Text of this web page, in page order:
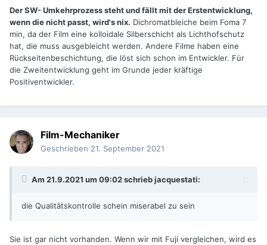
Der SW- Umkehrprozess steht und fällt mit der Erstentwicklung,
wenn die nicht passt, wird's nix. Dichromatbleiche beim Foma 7
min, da der Film eine kolloidale Silberschicht als Lichthofschutz
hat, die muss ausgebleicht werden. Andere Filme haben eine
Rückseitenbeschichtung, die löst sich schon im Entwickler. Für
die Zweitentwicklung geht im Grunde jeder kräftige
Positiventwickler.
Film-Mechaniker
Geschrieben 21. September 2021
Am 21.9.2021 um 09:02 schriebjacquestati:
die Qualitätskontrolle schein miserabel zu sein
Sie ist gar nicht vorhanden. Wenn wir mit Fuji vergleichen, wird es